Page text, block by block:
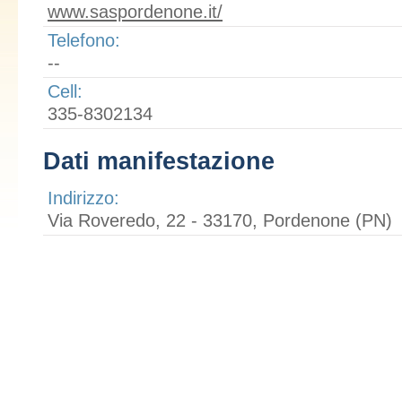
www.saspordenone.it/
Telefono:
--
Cell:
335-8302134
Dati manifestazione
Indirizzo:
Via Roveredo, 22 - 33170, Pordenone (PN)